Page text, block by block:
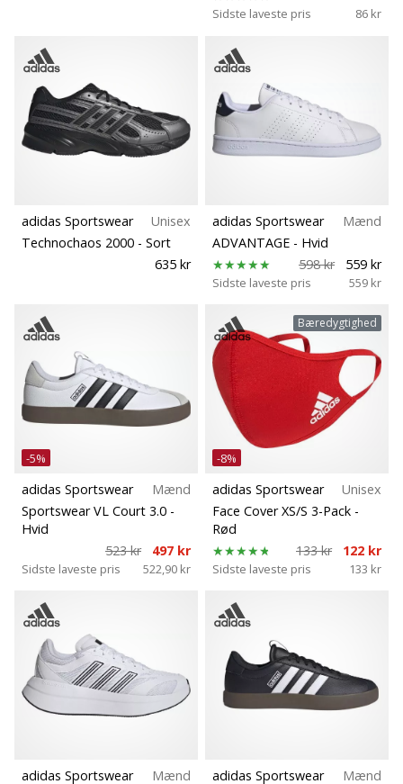
Sidste laveste pris 86 kr
adidas Sportswear
Unisex
Technochaos 2000 - Sort
635 kr
adidas Sportswear
Mænd
ADVANTAGE - Hvid
598 kr
559 kr
Sidste laveste pris 559 kr
-5%
adidas Sportswear
Mænd
Sportswear VL Court 3.0 -
Hvid
523 kr
497 kr
Sidste laveste pris 522,90 kr
Bæredygtighed
-8%
adidas Sportswear
Unisex
Face Cover XS/S 3-Pack -
Rød
133 kr
122 kr
Sidste laveste pris 133 kr
adidas Sportswear
Mænd
adidas Sportswear
Mænd